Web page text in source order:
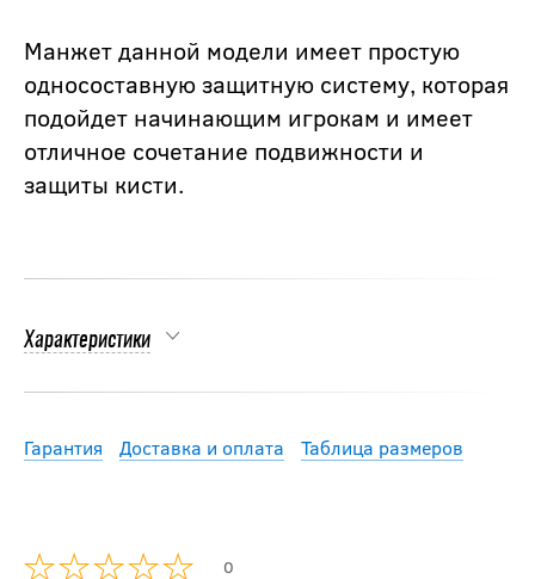
Манжет данной модели имеет простую
односоставную защитную систему, которая
подойдет начинающим игрокам и имеет
отличное сочетание подвижности и
защиты кисти.
Характеристики
Гарантия Доставка и оплата Таблица размеров
0